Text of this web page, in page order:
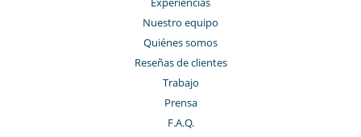
Nuestro equipo
Quiénes somos
Reseñas de clientes
Trabajo
Prensa
F.A.Q.